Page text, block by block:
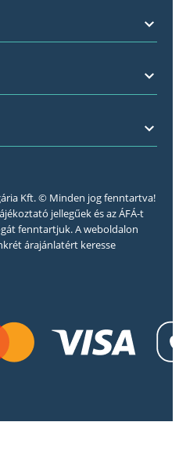
Kft. © Minden jog fenntartva!
jellegűek és az ÁFÁ-t
fenntartjuk. A weboldalon
árajánlatért keresse